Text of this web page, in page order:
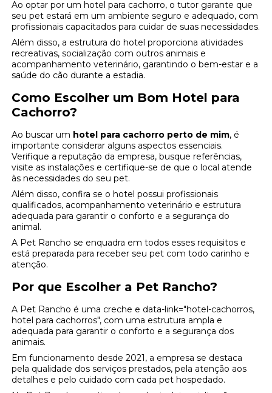
Ao optar por um hotel para cachorro, o tutor garante que
seu pet estará em um ambiente seguro e adequado, com
profissionais capacitados para cuidar de suas necessidades.
Além disso, a estrutura do hotel proporciona atividades
recreativas, socialização com outros animais e
acompanhamento veterinário, garantindo o bem-estar e a
saúde do cão durante a estadia.
Como Escolher um Bom Hotel para
Cachorro?
Ao buscar um hotel para cachorro perto de mim, é
importante considerar alguns aspectos essenciais.
Verifique a reputação da empresa, busque referências,
visite as instalações e certifique-se de que o local atende
às necessidades do seu pet.
Além disso, confira se o hotel possui profissionais
qualificados, acompanhamento veterinário e estrutura
adequada para garantir o conforto e a segurança do
animal.
A Pet Rancho se enquadra em todos esses requisitos e
está preparada para receber seu pet com todo carinho e
atenção.
Por que Escolher a Pet Rancho?
A Pet Rancho é uma creche e data-link="hotel-cachorros,
hotel para cachorros", com uma estrutura ampla e
adequada para garantir o conforto e a segurança dos
animais.
Em funcionamento desde 2021, a empresa se destaca
pela qualidade dos serviços prestados, pela atenção aos
detalhes e pelo cuidado com cada pet hospedado.